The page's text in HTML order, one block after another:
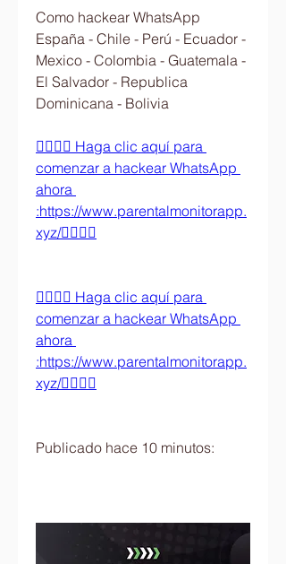
Como hackear WhatsApp
España - Chile - Perú - Ecuador -
Mexico - Colombia - Guatemala -
El Salvador - Republica
Dominicana - Bolivia
👉🏻👉🏻 Haga clic aquí para
comenzar a hackear WhatsApp
ahora
:https://www.parentalmonitorapp.
xyz/👈🏻👈🏻
👉🏻👉🏻 Haga clic aquí para
comenzar a hackear WhatsApp
ahora
:https://www.parentalmonitorapp.
xyz/👈🏻👈🏻
Publicado hace 10 minutos: